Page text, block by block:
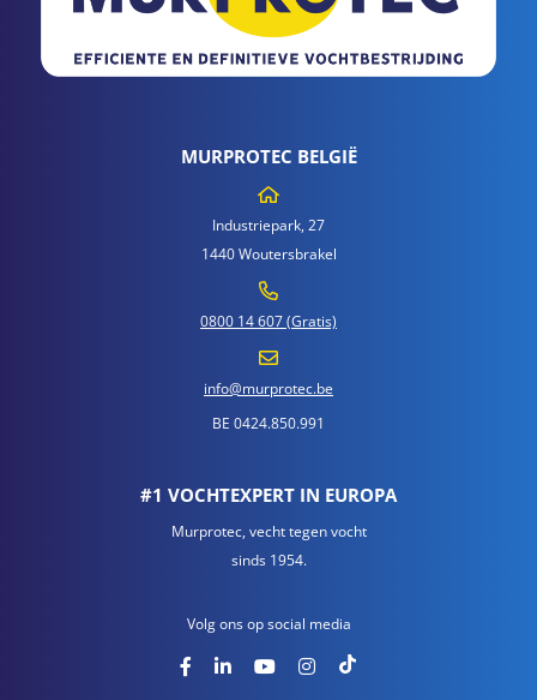
MURPROTEC BELGIË
Industriepark, 27
1440 Woutersbrakel
0800 14 607 (Gratis)
info@murprotec.be
BE 0424.850.991
#1 VOCHTEXPERT IN EUROPA
Murprotec, vecht tegen vocht
sinds 1954.
Volg ons op social media